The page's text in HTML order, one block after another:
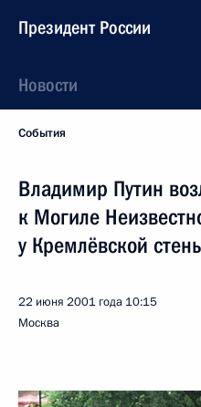
Президент России
Новости
События
Владимир Путин
к Могиле
у Кремлёвской
22 июня 2001 года 10:15
Москва